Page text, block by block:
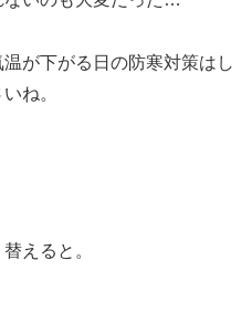
が下がる日の防寒対策はし
ね。
えると。